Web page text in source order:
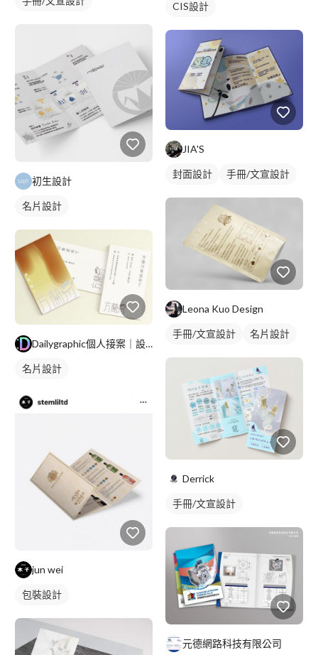
初生設計
名片設計
Dailygraphic個人接案｜設計
名片設計
jun wei
包裝設計
CIS設計
JIA'S
封面設計 手冊/文宣設計
Leona Kuo Design
手冊/文宣設計 名片設計
Derrick
手冊/文宣設計
元德網路科技有限公司